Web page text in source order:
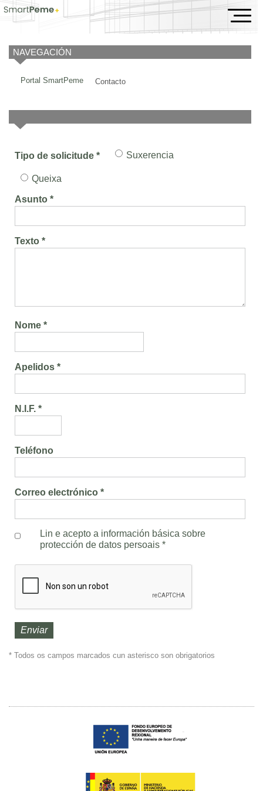
Contacto
NAVEGACIÓN
Portal SmartPeme Contacto
Tipo de solicitude * Suxerencia
Queixa
Asunto *
Texto *
Nome *
Apelidos *
N.I.F. *
Teléfono
Correo electrónico *
Lin e acepto a información básica sobre
protección de datos persoais *
* Todos os campos marcados cun asterisco son obrigatorios